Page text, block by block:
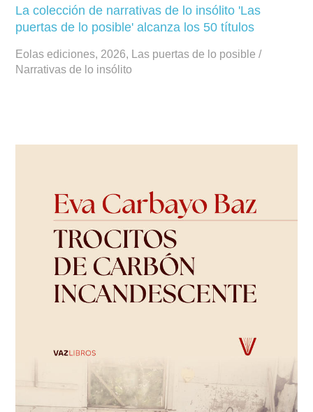
La colección de narrativas de lo insólito 'Las
puertas de lo posible' alcanza los 50 títulos
Eolas ediciones, 2026, Las puertas de lo posible /
Narrativas de lo insólito